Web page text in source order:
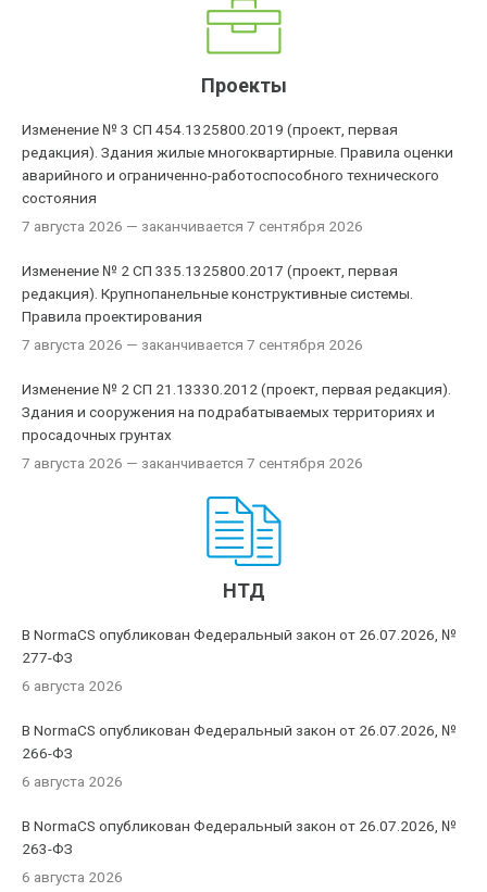
Проекты
Изменение № 3 СП 454.1325800.2019 (проект, первая
редакция). Здания жилые многоквартирные. Правила оценки
аварийного и ограниченно-работоспособного технического
состояния
7 августа 2026 — заканчивается 7 сентября 2026
Изменение № 2 СП 335.1325800.2017 (проект, первая
редакция). Крупнопанельные конструктивные системы.
Правила проектирования
7 августа 2026 — заканчивается 7 сентября 2026
Изменение № 2 СП 21.13330.2012 (проект, первая редакция).
Здания и сооружения на подрабатываемых территориях и
просадочных грунтах
7 августа 2026 — заканчивается 7 сентября 2026
НТД
В NormaCS опубликован Федеральный закон от 26.07.2026, №
277-ФЗ
6 августа 2026
В NormaCS опубликован Федеральный закон от 26.07.2026, №
266-ФЗ
6 августа 2026
В NormaCS опубликован Федеральный закон от 26.07.2026, №
263-ФЗ
6 августа 2026